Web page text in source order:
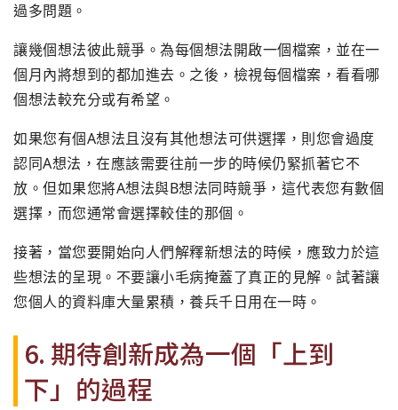
過多問題。
讓幾個想法彼此競爭。為每個想法開啟一個檔案，並在一
個月內將想到的都加進去。之後，檢視每個檔案，看看哪
個想法較充分或有希望。
如果您有個A想法且沒有其他想法可供選擇，則您會過度
認同A想法，在應該需要往前一步的時候仍緊抓著它不
放。但如果您將A想法與B想法同時競爭，這代表您有數個
選擇，而您通常會選擇較佳的那個。
接著，當您要開始向人們解釋新想法的時候，應致力於這
些想法的呈現。不要讓小毛病掩蓋了真正的見解。試著讓
您個人的資料庫大量累積，養兵千日用在一時。
6. 期待創新成為一個「上到
下」的過程